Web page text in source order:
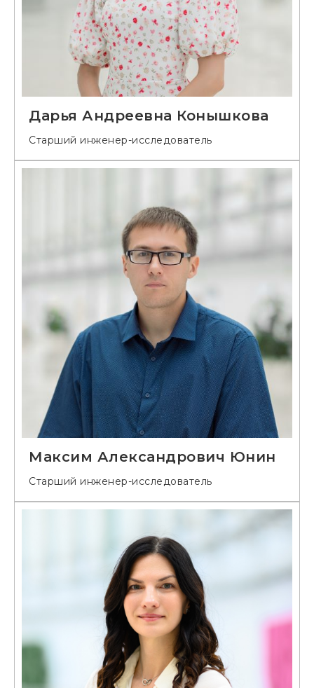
Дарья Андреевна Конышкова
Старший инженер-исследователь
Максим Александрович Юнин
Старший инженер-исследователь